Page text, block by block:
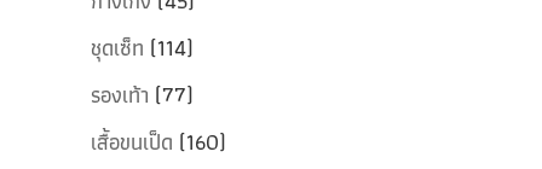
ชุดเซ็ท (114)
รองเท้า (77)
เสื้อขนเป็ด (160)